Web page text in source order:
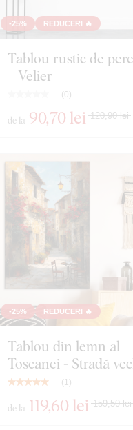
-25% REDUCERI 🔥
Tablou rustic de
– Velier
( 0)
de la 90,70 lei 120,90 lei
-25% REDUCERI 🔥
Tablou din lemn al
Toscanei - Stradă
(1)
de la 119,60 lei 159,50 lei